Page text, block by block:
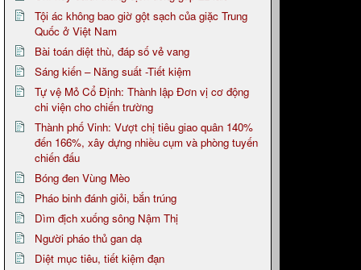
Tội ác không bao giờ gột sạch của giặc Trung
Quốc ở Việt Nam
Bài toán diệt thù, đáp số vẻ vang
Sáng kiến – Năng suất -Tiết kiệm
Tự vệ Mỏ Cổ Định: Thành lập Đơn vị cơ động
chi viện cho chiến trường
Thành phố Vinh: Vượt chị tiêu giao quân 140%
đến 166%, xây dựng nhiều cụm và phòng tuyến
chiến đấu
Bóng đen Vùng Mèo
Pháo binh đánh giỏi, bắn trúng
Dìm địch xuống sông Nậm Thị
Người pháo thủ gan dạ
Diệt mục tiêu, tiết kiệm đạn